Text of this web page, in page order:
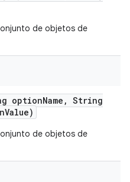
de objetos de
optionName , String
Value)
de objetos de